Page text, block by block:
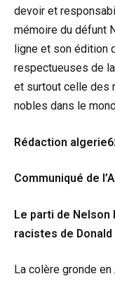
devoir et
mémoire du défunt
ligne et son édition
respectueuses de
et surtout celle des
nobles dans le
Rédaction
Communiqué de
Le parti de
racistes de Donald
La colère gronde